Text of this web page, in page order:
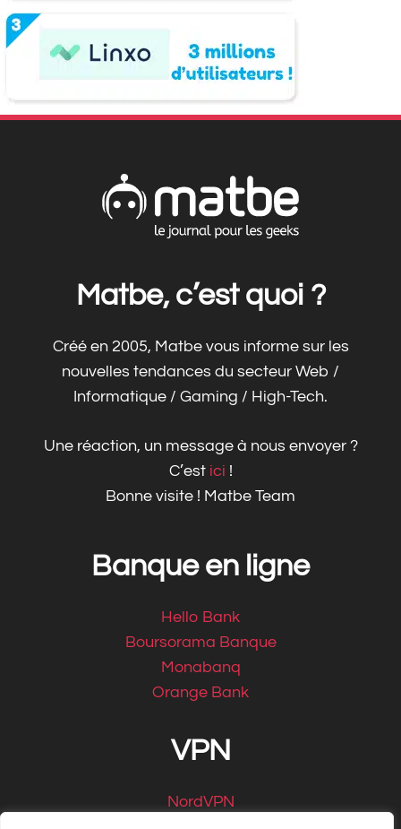
Matbe, c’est quoi ?
Créé en 2005, Matbe vous informe sur les
nouvelles tendances du secteur Web /
Informatique / Gaming / High-Tech.
Une réaction, un message à nous envoyer ?
C’est ici !
Bonne visite ! Matbe Team
Banque en ligne
Hello Bank
Boursorama Banque
Monabanq
Orange Bank
VPN
NordVPN